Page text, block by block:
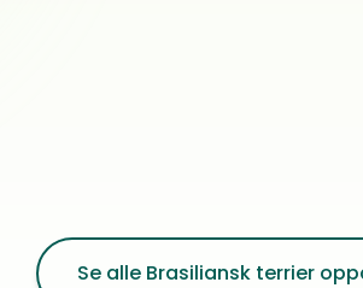
Se alle Brasiliansk terrier